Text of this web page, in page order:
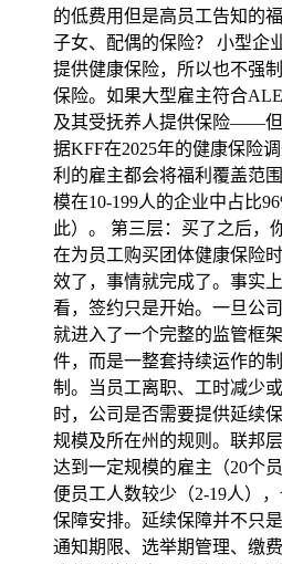
的低费用但是高员工告知的
子女、配偶的保险？ 小型企
提供健康保险，所以也不强
保险。如果大型雇主符合
及其受抚养人提供保险——
据KFF在2025年的健康保险
利的雇主都会将福利覆盖范
模在10-199人的企业中占比
此）。 第三层：买了之后，
在为员工购买团体健康保险
效了，事情就完成了。事实
看，签约只是开始。一旦公
就进入了一个完整的监管框
件，而是一整套持续运作的
制。当员工离职、工时减少
时，公司是否需要提供延续
规模及所在州的规则。联邦
达到一定规模的雇主（20个
便员工人数较少（2-19人）
保障安排。延续保障并不只
通知期限、选举期管理、缴